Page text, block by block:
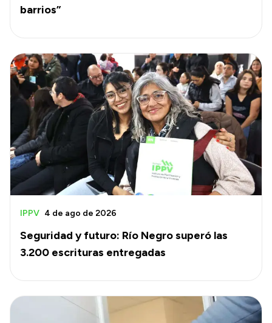
barrios”
Seguridad y futuro: Río Negro superó las
3.200 escrituras entregadas
IPPV 4 de ago de 2026